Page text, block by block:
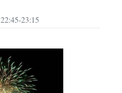
22:45-23:15